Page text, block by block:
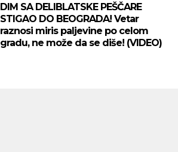
DIM SA DELIBLATSKE PEŠČARE
STIGAO DO BEOGRADA! Vetar
raznosi miris paljevine po celom
gradu, ne može da se diše! (VIDEO)